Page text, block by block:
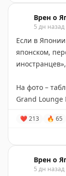
хороший
за 40 тыс.
можно за
посмотреть
зато
Врен о
5 дн назад
Если в
японском,
На фото –
Grand Lounge
его мотивам
Подвох в том,
общения
❤ 213 🔥 65
Врен о
5 дн назад